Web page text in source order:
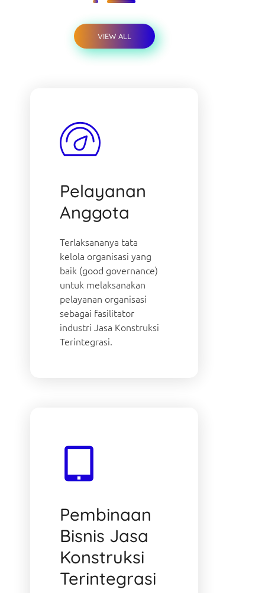
VIEW ALL
Pelayanan
Anggota
Terlaksananya tata
kelola organisasi yang
baik (good governance)
untuk melaksanakan
pelayanan organisasi
sebagai fasilitator
industri Jasa Konstruksi
Terintegrasi.
Pembinaan
Bisnis Jasa
Konstruksi
Terintegrasi